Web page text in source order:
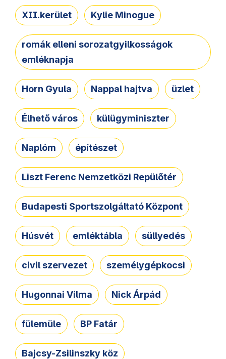
XII.kerület Kylie Minogue
romák elleni sorozatgyilkosságok
emléknapja
Horn Gyula Nappal hajtva üzlet
Élhető város külügyminiszter
Naplóm építészet
Liszt Ferenc Nemzetközi Repülőtér
Budapesti Sportszolgáltató Központ
Húsvét emléktábla süllyedés
civil szervezet személygépkocsi
Hugonnai Vilma Nick Árpád
fülemüle BP Fatár
Bajcsy-Zsilinszky köz